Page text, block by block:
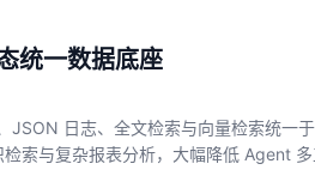
统一数据底座
JSON 日志、全文检索与向量检索统一
检索与复杂报表分析，大幅降低 Agent